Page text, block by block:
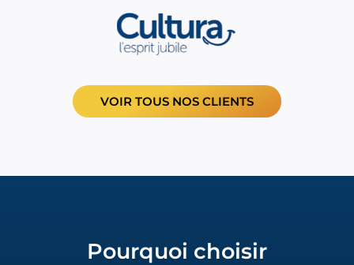
VOIR TOUS NOS CLIENTS
Pourquoi choisir